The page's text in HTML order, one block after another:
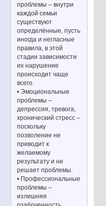
проблемы – внутри
каждой семьи
существуют
определённые, пусть
иногда и негласные
правила, в этой
стадии зависимости
их нарушение
происходит чаще
всего.
• Эмоциональные
проблемы –
депрессия, тревога,
хронический стресс –
поскольку
позволение не
приводит к
желаемому
результату и не
решает проблемы.
• Профессиональные
проблемы –
излишняя